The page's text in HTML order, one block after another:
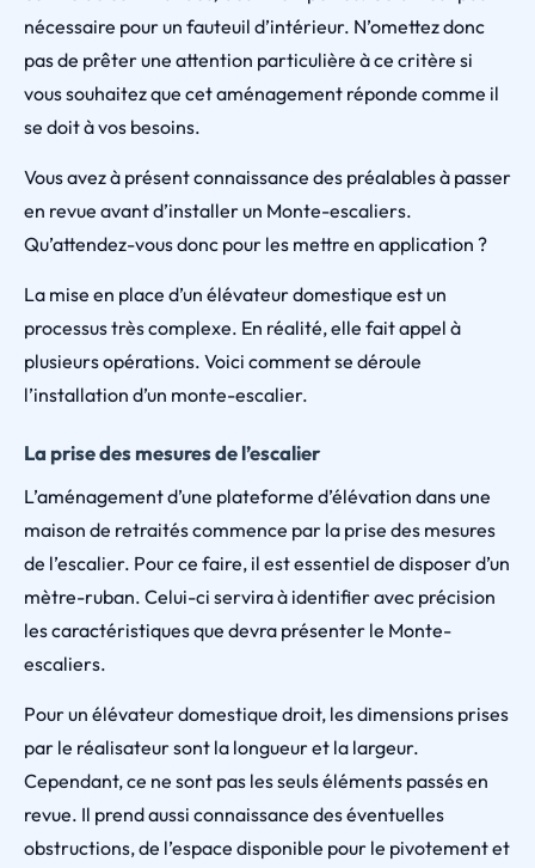
nécessaire pour un fauteuil d’intérieur. N’omettez donc
pas de prêter une attention particulière à ce critère si
vous souhaitez que cet aménagement réponde comme il
se doit à vos besoins.
Vous avez à présent connaissance des préalables à passer
en revue avant d’installer un Monte-escaliers.
Qu’attendez-vous donc pour les mettre en application ?
La mise en place d’un élévateur domestique est un
processus très complexe. En réalité, elle fait appel à
plusieurs opérations. Voici comment se déroule
l’installation d’un monte-escalier.
La prise des mesures de l’escalier
L’aménagement d’une plateforme d’élévation dans une
maison de retraités commence par la prise des mesures
de l’escalier. Pour ce faire, il est essentiel de disposer d’un
mètre-ruban. Celui-ci servira à identifier avec précision
les caractéristiques que devra présenter le Monte-
escaliers.
Pour un élévateur domestique droit, les dimensions prises
par le réalisateur sont la longueur et la largeur.
Cependant, ce ne sont pas les seuls éléments passés en
revue. Il prend aussi connaissance des éventuelles
obstructions, de l’espace disponible pour le pivotement et